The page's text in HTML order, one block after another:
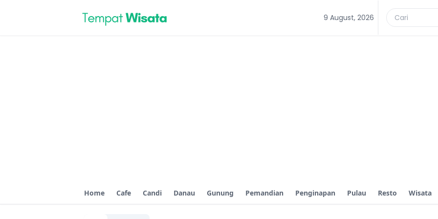
9 August, 2026
Home Cafe Candi Danau Gunung Pemandian Penginapan Pulau Resto Wisata